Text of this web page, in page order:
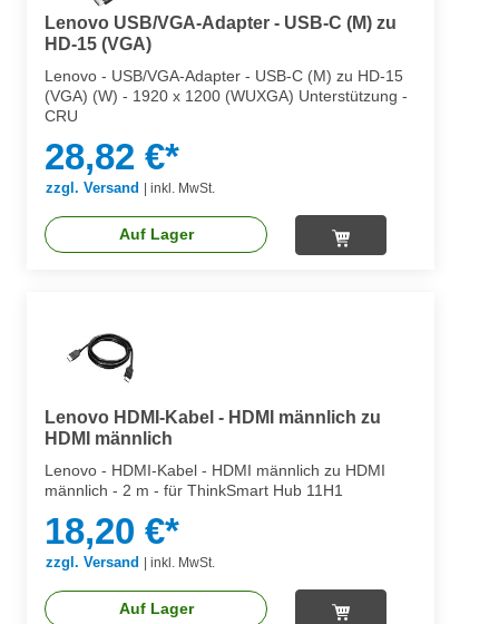
Lenovo USB/VGA-Adapter - USB-C (M) zu
HD-15 (VGA)
Lenovo - USB/VGA-Adapter - USB-C (M) zu HD-15
(VGA) (W) - 1920 x 1200 (WUXGA) Unterstützung -
CRU
28,82 €*
zzgl. Versand inkl. MwSt.
Auf Lager
Lenovo HDMI-Kabel - HDMI männlich zu
HDMI männlich
Lenovo - HDMI-Kabel - HDMI männlich zu HDMI
männlich - 2 m - für ThinkSmart Hub 11H1
18,20 €*
zzgl. Versand inkl. MwSt.
Auf Lager